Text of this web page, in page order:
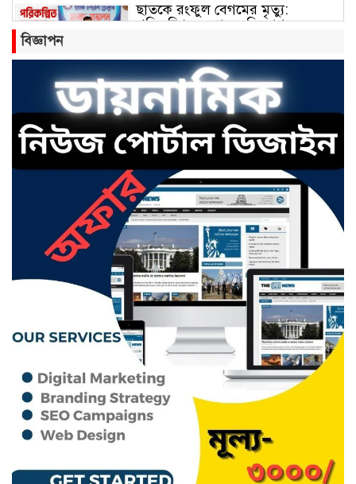
ছাতকে রংফুল বেগমের মৃত্যু:
পরিকল্পিত হত্যার অভিযোগ তুলে
ছাতকে ৫৩ কোটি ৭১ লাখ টাকার
পৌর বাজেট ঘোষণা
কলেজের এডহক কমিটির সভাপতি
গোলাম মাহমুদ আজম
ছাতক উপজেলা প্রেসক্লাবে লেখক
মাওলানা শামীম আহমদের মতবিনিময়
ছাতকে রাজমিস্ত্রী নিখোঁজ, থানায়
অভিযোগ
ছাতকে সড়ক নির্মাণে অনিয়ম,প্রতিবাদ
করায় হামলা, আহত ১৬
বিজ্ঞাপন